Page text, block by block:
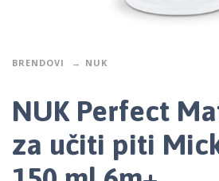
BRENDOVI NUK
NUK Perfect
za učiti piti